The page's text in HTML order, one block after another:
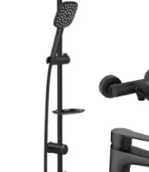
Accesorii radiatoare
Calorifere decorative
Boilere si Puffere
Boilere
Boilere electrice
Boilere termoelectrice